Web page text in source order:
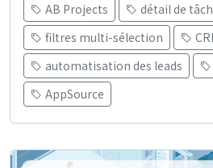
AB Projects
détail de
filtres multi-sélection
automatisation des leads
AppSource